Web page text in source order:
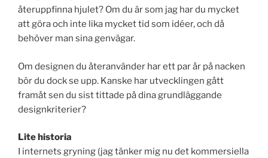
återuppfinna hjulet? Om du är som jag har du mycket
att göra och inte lika mycket tid som idéer, och då
behöver man sina genvägar.
Om designen du återanvänder har ett par år på nacken
bör du dock se upp. Kanske har utvecklingen gått
framåt sen du sist tittade på dina grundläggande
designkriterier?
Lite historia
I internets gryning (jag tänker mig nu det kommersiella